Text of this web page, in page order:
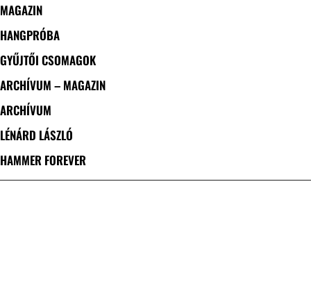
MAGAZIN
HANGPRÓBA
GYŰJTŐI CSOMAGOK
ARCHÍVUM – MAGAZIN
ARCHÍVUM
LÉNÁRD LÁSZLÓ
HAMMER FOREVER